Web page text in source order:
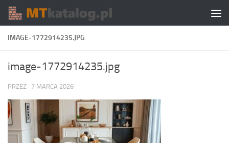
Skip to content
IMAGE-1772914235.JPG
image-1772914235.jpg
PRZEZ · 7 MARCA 2026